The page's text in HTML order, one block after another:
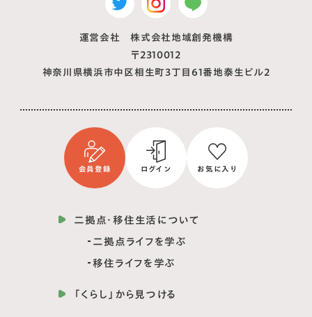
運営会社 株式会社地域創発機構
〒2310012
神奈川県横浜市中区相生町3丁目61番地泰生ビル2
会員登録 ログイン お気に入り
二拠点・移住生活について
二拠点ライフを学ぶ
移住ライフを学ぶ
「くらし」から見つける